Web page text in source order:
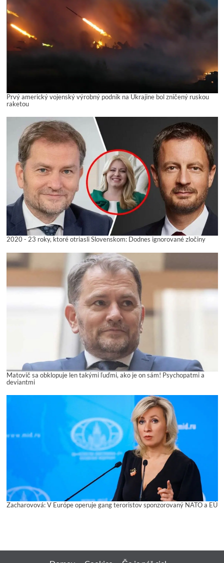
Prvý americký vojenský výrobný podnik na Ukrajine bol zničený ruskou
raketou
2020 - 23 roky, ktoré otriasli Slovenskom: Dodnes ignorované zločiny
Matovič sa obklopuje len takými ľuďmi, ako je on sám! Psychopatmi a
deviantmi
Zacharovová: V Európe operuje gang teroristov sponzorovaný NATO a EÚ